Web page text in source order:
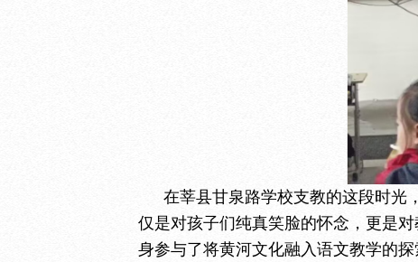
在莘县甘泉路学校支教的这段时光
仅是对孩子们纯真笑脸的怀念，更是
身参与了将黄河文化融入语文教学的